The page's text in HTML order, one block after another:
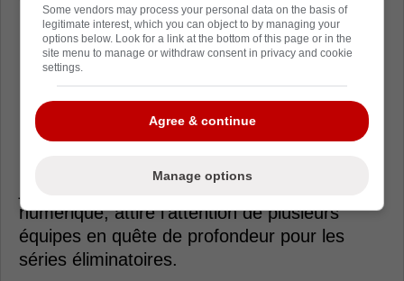
Loading from Twitter ...
jeu défensif et son efficacité en infériorité
numérique, attire l'attention de plusieurs
équipes en quête de profondeur pour les
séries éliminatoires.
Some vendors may process your personal data on the basis of
legitimate interest, which you can object to by managing your
options below. Look for a link at the bottom of this page or in the
site menu to manage or withdraw consent in privacy and cookie
settings.
Agree & continue
Manage options